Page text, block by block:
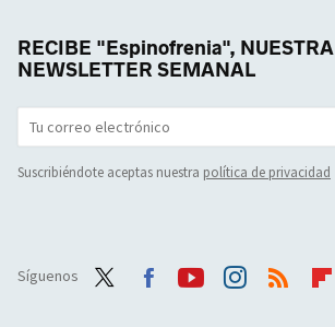
RECIBE "Espinofrenia", NUESTRA
NEWSLETTER SEMANAL
Suscribiéndote aceptas nuestra política de privacidad
Síguenos